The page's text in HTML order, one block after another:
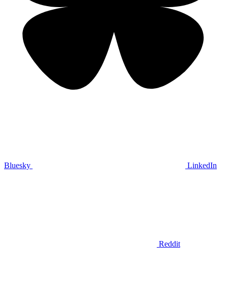
Bluesky LinkedIn
Reddit